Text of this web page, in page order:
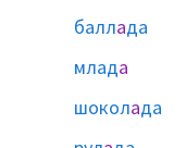
баллада
млада
шоколада